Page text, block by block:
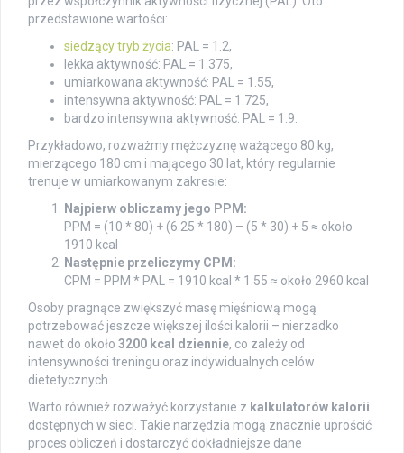
przedstawione wartości:
siedzący tryb życia: PAL = 1.2,
lekka aktywność: PAL = 1.375,
umiarkowana aktywność: PAL = 1.55,
intensywna aktywność: PAL = 1.725,
bardzo intensywna aktywność: PAL = 1.9.
Przykładowo, rozważmy mężczyznę ważącego 80 kg,
mierzącego 180 cm i mającego 30 lat, który regularnie
trenuje w umiarkowanym zakresie:
Najpierw obliczamy jego PPM:
PPM = (10 * 80) + (6.25 * 180) – (5 * 30) + 5 ≈ około
1910 kcal
Następnie przeliczymy CPM:
CPM = PPM * PAL = 1910 kcal * 1.55 ≈ około 2960 kcal
Osoby pragnące zwiększyć masę mięśniową mogą
potrzebować jeszcze większej ilości kalorii – nierzadko
nawet do około 3200 kcal dziennie, co zależy od
intensywności treningu oraz indywidualnych celów
dietetycznych.
Warto również rozważyć korzystanie z kalkulatorów kalorii
dostępnych w sieci. Takie narzędzia mogą znacznie uprościć
proces obliczeń i dostarczyć dokładniejsze dane